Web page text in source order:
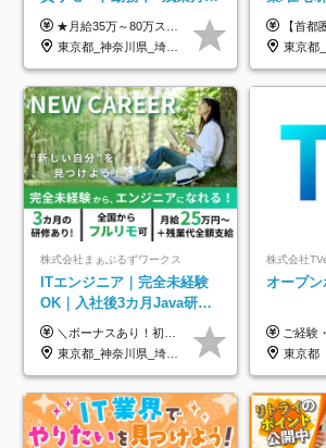
3h■最大3ヶ月の連休あり■
年休126日■20～30代活躍
中！
★月給35万～80万スタートも可 【未経験の方】 ■月給26万～80万＋賞与年2回（年2ヶ月分） 【何かしらのインフラエンジニア経験をお持ちの方】 ■月給35万～80万＋賞与年2回（年2ヶ月分） ※スキル・経験などを考慮し決定します ※試用期間6ヶ月あり。期間中は契約社員となります。その他の待遇に差異はありません（試用期間終了後、昇給の可能性あり） ※上記金額には固定残業代（月30時間分／4万9600円～15万2600円）を含みます。超過分は別途支給いたします。 ＼頑張りはインセンティブで還元！／ クライアントに貢献度を評価され、当社のエンジニアが追加で案件に参画することになるなど、会社にとって利益になる行動はしっかり評価します。 会社の成長に貢献できていることを実感でき、「もっと頑張ろう」と思える体制づくりを整えています！
東京都_神奈川県_埼玉県_千葉県_大阪府
属/月収
1回/SE
【首都圏】月収例29.5万円（月給26万円＋諸手当） 【東海・関西】月収例28.5万円（月給25万円＋諸手当） 【九州】月収例26万円（月給23万円＋諸手当） ※経験・スキル・前職給与を踏まえ、総合的に判断して決
東京都_神奈川県_埼玉県_
株式会社まぁぶるずワークス
ITエンジニア｜完全未経験
OK｜入社後3カ月Java研修
｜リモート率8割以上｜充実
のキャリア支援｜残業月10h
＼ボーナスあり！初年度から年収300万円以上／ ■月給25万円～35万円＋残業代全額支給＋各種手当＋賞与年1回 ◎経験・年齢・スキルなどを考慮し、できるだけ優遇します ◎試用期間中(3カ月)は契約社員で、月給21万円＋諸手当になります。 (試用期間中は残業が発生しません。その他の待遇に変更はありません) ----------------- ＼3つの評価軸！実力次第で早期収入アップ！／ 【1】スキル(IT理解、実装力、設計) 【2】実務力(現場評価、コミュ力、品質) 【3】姿勢(自走力、意欲、責任感) この3つの評価軸で、3カ月ごとに評価。社内グレードにより、給与が決まる明確な仕組みです。何ができれば給与が上がるのか分かりやすく、実力や努力次第で早期に収入を増やせます！ 【固定残業代について】 なし（残業代は、実際の労働時間に応じて別途全額支給）
東京都_神奈川県_埼玉県_千葉県_大阪府_愛知県_北海道_青森県_岩手県_宮城県_秋田県_山形県_福島県_茨城県_栃木県_群馬県_新潟県_山梨県_長野県_富山県_石川県_福井県_静岡県_岐阜県_三重県_兵庫県_京都府_滋賀県_奈良県_和歌山県_広島県_岡山県_鳥取県_島根県_山口県_徳島県_香川県_愛媛県_高知県_福岡県_熊本県_佐賀県_長崎県_大分県_宮崎県_鹿児島県_沖縄県
オープ
ご経験・能力・スキル等によ
東京都